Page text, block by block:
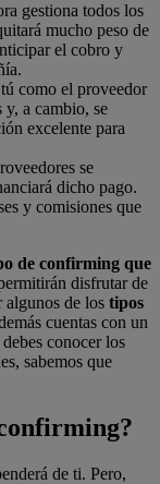
gestiona todos los
mucho peso de
el cobro y
como el proveedor
y, a cambio, se
excelente para
se
dicho pago.
y comisiones que
de confirming que
disfrutar de
algunos de los tipos
cuentas con un
conocer los
sabemos que
de ti. Pero,